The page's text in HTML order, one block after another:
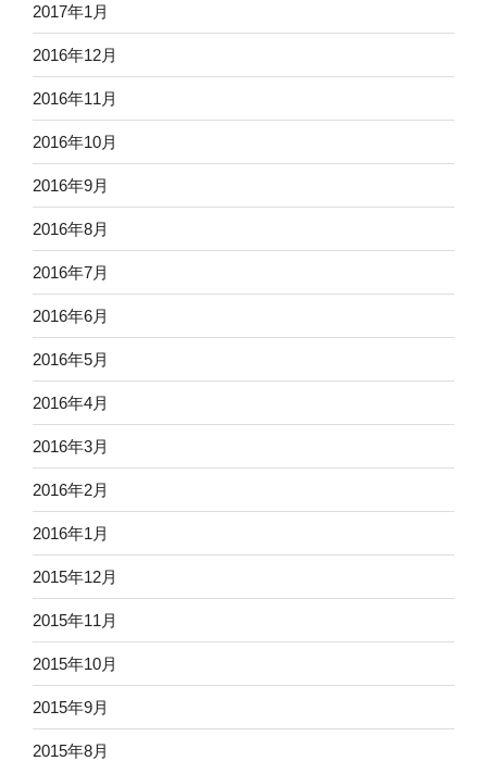
2017年1月
2016年12月
2016年11月
2016年10月
2016年9月
2016年8月
2016年7月
2016年6月
2016年5月
2016年4月
2016年3月
2016年2月
2016年1月
2015年12月
2015年11月
2015年10月
2015年9月
2015年8月